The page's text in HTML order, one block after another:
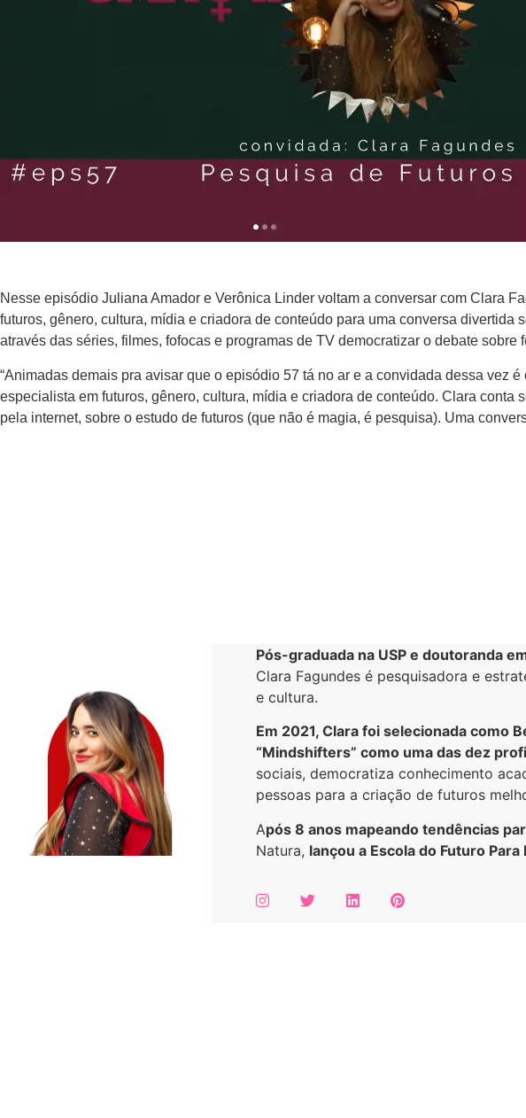
Nesse episódio Juliana Amador e Verônica Linder voltam a conversar com Clara
futuros, gênero, cultura, mídia e criadora de conteúdo para uma conversa divertida
através das séries, filmes, fofocas e programas de TV democratizar o debate sobre
“Animadas demais pra avisar que o episódio 57 tá no ar e a convidada dessa vez é
especialista em futuros, gênero, cultura, mídia e criadora de conteúdo. Clara
pela internet, sobre o estudo de futuros (que não é magia, é pesquisa). Uma
Pós-graduada na USP e doutoranda
Clara Fagundes é pesquisadora e
e cultura.
Em 2021, Clara foi selecionada como
“Mindshifters” como uma das dez
sociais, democratiza conhecimento
pessoas para a criação de futuros
Após 8 anos mapeando tendências
Natura, lançou a Escola do Futuro